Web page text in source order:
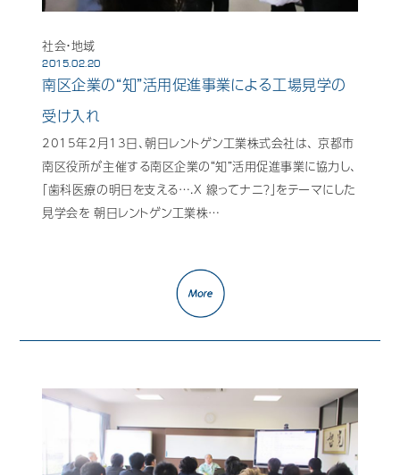
社会・地域
2015.02.20
南区企業の“知”活用促進事業による工場見学の
受け入れ
2015年2月13日、朝日レントゲン工業株式会社は、 京都市
南区役所が主催する南区企業の“知”活用促進事業に協力し、
「歯科医療の明日を支える….X 線ってナニ？」をテーマにした
見学会を 朝日レントゲン工業株…